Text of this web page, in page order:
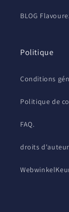
BLOG
Politique
Conditions
Politique de
FAQ.
droits d'auteur